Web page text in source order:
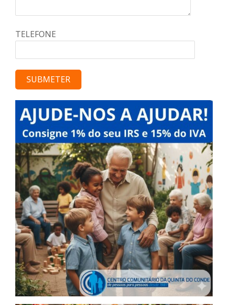
TELEFONE